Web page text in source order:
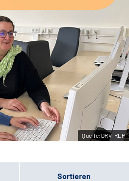
Quelle:DRV-RLP
Sortieren